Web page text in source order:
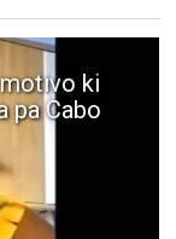
ki
pa Cabo